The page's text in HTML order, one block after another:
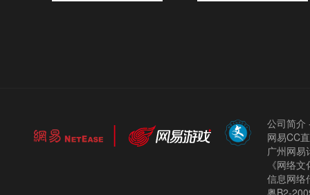
公司简介
网易CC
广州网
《网络
信息网络
粤B2-